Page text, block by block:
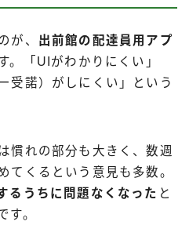
が、 出前館の配達員用アプ
。「UIがわかりにくい」
受諾）がしにくい」という
慣れの部分も大きく、数週
てくるという意見も多数。
るうちに問題なくなった と
す。